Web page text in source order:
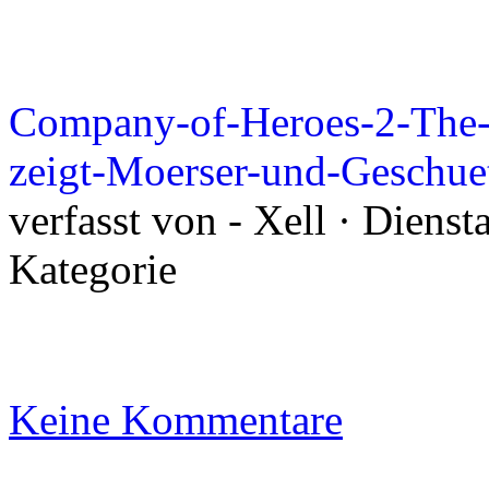
Company-of-Heroes-2-
zeigt-Moerser-und-
verfasst von - Xell ·
Kategorie
Keine Kommentare